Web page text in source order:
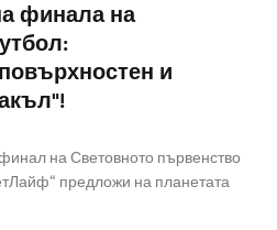
финала на
и
на Световното първенство
предложи на планетата